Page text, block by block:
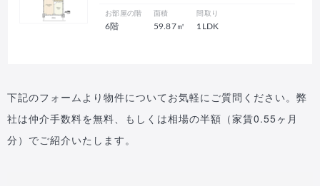
お部屋の階
6階
面積
59.87㎡
間取り
1LDK
下記のフォームより物件についてお気軽にご質問ください。弊
社は仲介手数料を無料、もしくは相場の半額（家賃0.55ヶ月
分）でご紹介いたします。